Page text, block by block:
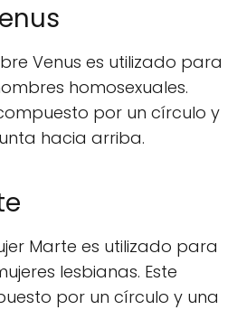
Venus es utilizado para
homosexuales.
por un círculo y
hacia arriba.
Marte es utilizado para
lesbianas. Este
por un círculo y una